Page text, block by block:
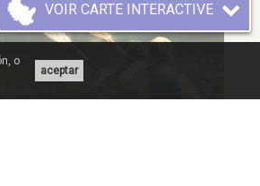
VOIR CARTE INTERACTIVE
aceptar
o